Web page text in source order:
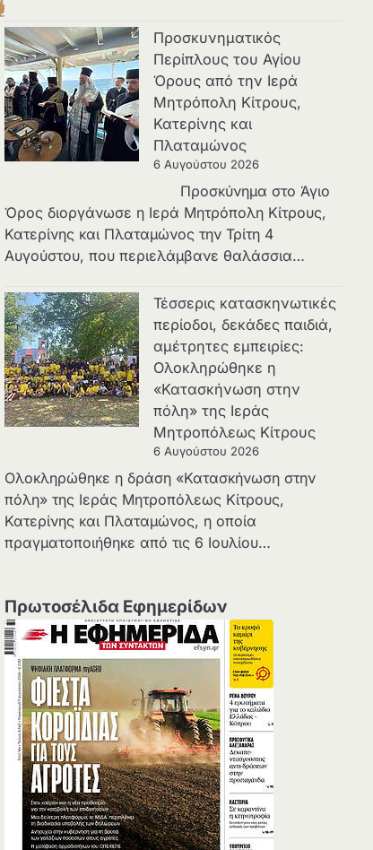
Προσκυνηματικός
Περίπλους του Αγίου
Όρους από την Ιερά
Μητρόπολη Κίτρους,
Κατερίνης και
Πλαταμώνος
6 Αυγούστου 2026
Προσκύνημα στο Άγιο
Όρος διοργάνωσε η Ιερά Μητρόπολη Κίτρους,
Κατερίνης και Πλαταμώνος την Τρίτη 4
Αυγούστου, που περιελάμβανε θαλάσσια…
Τέσσερις κατασκηνωτικές
περίοδοι, δεκάδες παιδιά,
αμέτρητες εμπειρίες:
Ολοκληρώθηκε η
«Κατασκήνωση στην
πόλη» της Ιεράς
Μητροπόλεως Κίτρους
6 Αυγούστου 2026
Ολοκληρώθηκε η δράση «Κατασκήνωση στην
πόλη» της Ιεράς Μητροπόλεως Κίτρους,
Κατερίνης και Πλαταμώνος, η οποία
πραγματοποιήθηκε από τις 6 Ιουλίου…
Πρωτοσέλιδα Εφημερίδων